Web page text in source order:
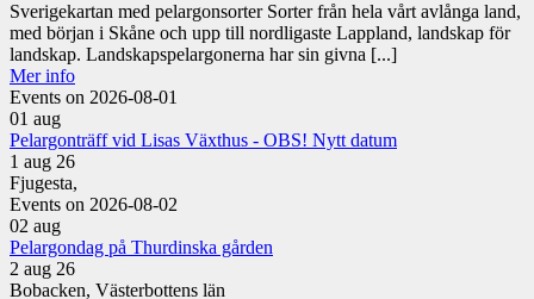
Sverigekartan med pelargonsorter Sorter från hela vårt avlånga land,
med början i Skåne och upp till nordligaste Lappland, landskap för
landskap. Landskapspelargonerna har sin givna [...]
Mer info
Events on 2026-08-01
01 aug
Pelargonträff vid Lisas Växthus - OBS! Nytt datum
1 aug 26
Fjugesta,
Events on 2026-08-02
02 aug
Pelargondag på Thurdinska gården
2 aug 26
Bobacken, Västerbottens län